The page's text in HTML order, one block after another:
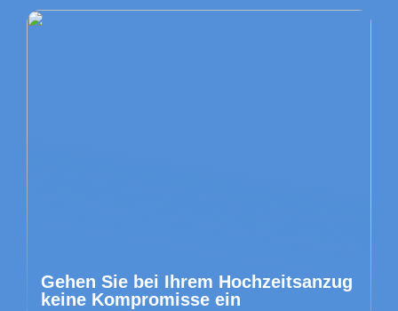
Gehen Sie bei Ihrem Hochzeitsanzug
keine Kompromisse ein